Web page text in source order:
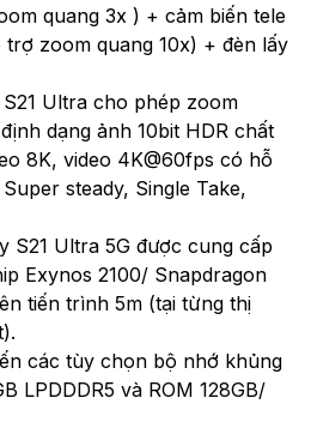
quang 3x ) + cảm biến tele
zoom quang 10x) + đèn lấy
Ultra cho phép zoom
dạng ảnh 10bit HDR chất
8K, video 4K@60fps có hỗ
steady, Single Take,
S21 Ultra 5G được cung cấp
Exynos 2100/ Snapdragon
tiến trình 5m (tại từng thị
các tùy chọn bộ nhớ khủng
LPDDDR5 và ROM 128GB/